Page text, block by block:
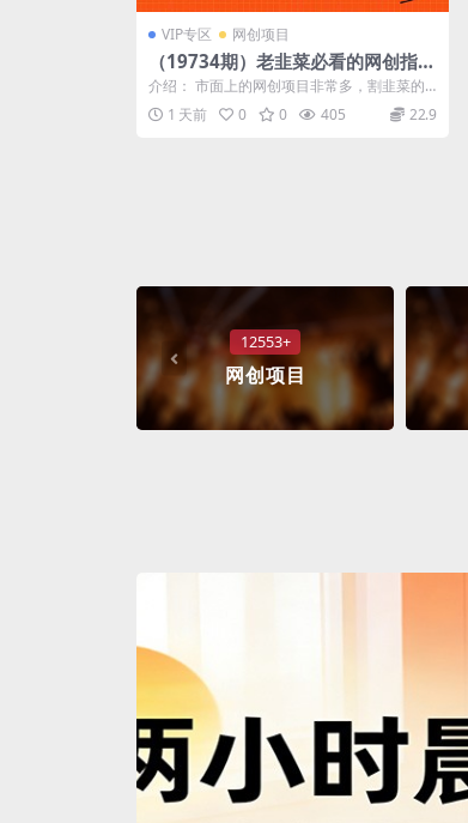
VIP专区 网创项目
（19734期）老韭菜必看的网创指
南！了解项目类型，才能找到好的项
目，才能拿到想要的结果
介绍： 市面上的网创项目非常多，割韭菜的
也非常多，新手小白对于网创的理解不够深
刻...1 天前 0 0 405 22.9
12553+
网创项目